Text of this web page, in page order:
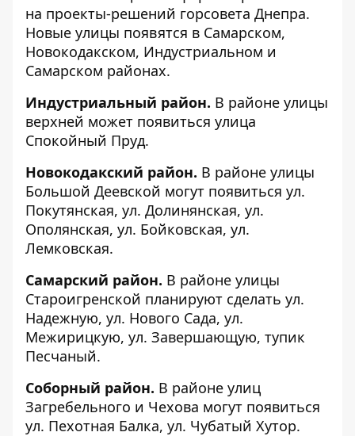
на проекты-решений горсовета Днепра.
Новые улицы появятся в Самарском,
Новокодакском, Индустриальном и
Самарском районах.
Индустриальный район. В районе улицы
верхней может появиться улица
Спокойный Пруд.
Новокодакский район. В районе улицы
Большой Деевской могут появиться ул.
Покутянская, ул. Долинянская, ул.
Ополянская, ул. Бойковская, ул.
Лемковская.
Самарский район. В районе улицы
Староигренской планируют сделать ул.
Надежную, ул. Нового Сада, ул.
Межирицкую, ул. Завершающую, тупик
Песчаный.
Соборный район. В районе улиц
Загребельного и Чехова могут появиться
ул. Пехотная Балка, ул. Чубатый Хутор.